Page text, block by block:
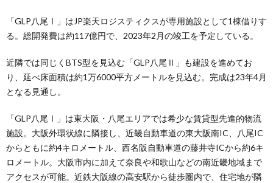
「GLP八尾Ⅰ」はJP楽天ロジスティクスが専用施設として1棟借りす
る。総開発費は約117億円で、2023年2月の竣工を予定している。
近隣では同じくBTS型を見込む「GLP八尾Ⅱ」も建設を進めてお
り、延べ床面積は約1万6000平方メートルを見込む。完成は23年4月
となる見通し。
「GLP八尾Ⅰ」は東大阪・八尾エリアでは希少な賃貸型先進的物流
施設。大阪外環状線に隣接し、近畿自動車道の東大阪南IC、八尾IC
からともに約4キロメートル、西名阪自動車道の藤井寺ICから約6キ
ロメートル。大阪市内に加えて奈良や和歌山などの南近畿地域まで
アクセスが可能。近鉄大阪線の高安駅から徒歩圏内で、住宅地が隣